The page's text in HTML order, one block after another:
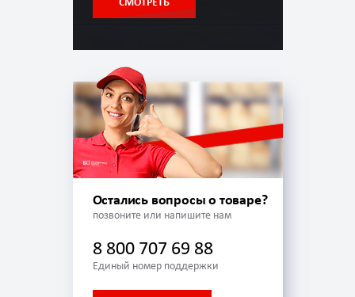
СМОТРЕТЬ
Остались вопросы о товаре?
позвоните или напишите нам
8 800 707 69 88
Единый номер поддержки